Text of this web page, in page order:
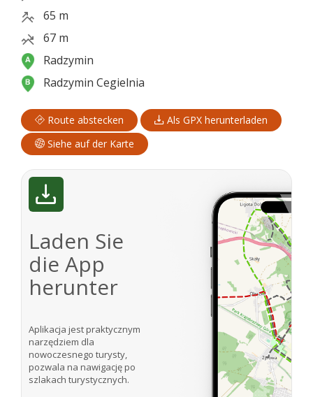
65 m
67 m
Radzymin
Radzymin Cegielnia
Route abstecken
Als GPX herunterladen
Siehe auf der Karte
Laden Sie
die App
herunter
Aplikacja jest praktycznym
narzędziem dla
nowoczesnego turysty,
pozwala na nawigację po
szlakach turystycznych.